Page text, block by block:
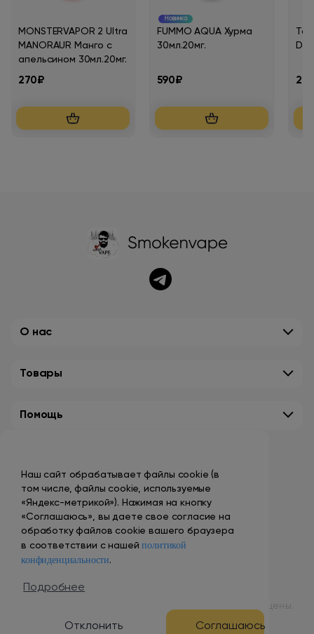
Наш сайт обрабатывает файлы cookie (в
том числе, файлы cookie, используемые
«Яндекс-метрикой»). Нажимая на кнопку
«Соглашаюсь», вы даете свое согласие на
обработку файлов cookie вашего браузера
в соответствии с нашейполитикой
конфиденциальности.
Подробнее
Отклонить Соглашаюсь
MONSTERVAPOR 2 Ultra
MANORAUR Манго с
апельсином 30мл.20мг.
270₽
Новинка
FUMMO AQUA Хурма
30мл.20мг.
590₽
О нас
Товары
Помощь
+7 (495) 149-10-99
promo@smokenvape.su
пн-пт: 9:00 – 18:00
сб-вс: выходной
© 1998 – 2024 ООО «Табак Вэйп Сити». Все права защищены.
Разработка и продвижение сайта